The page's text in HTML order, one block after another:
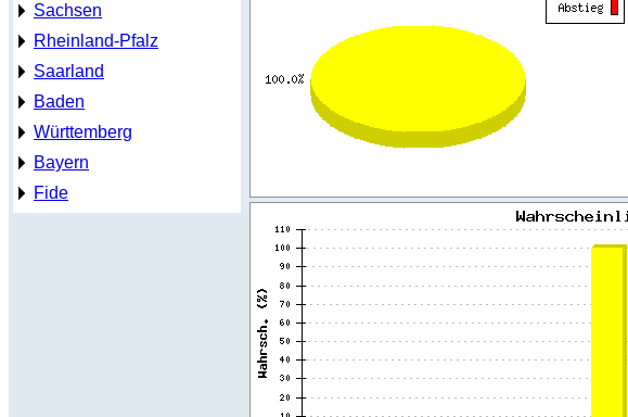
Sachsen
Rheinland-Pfalz
Saarland
Baden
Württemberg
Bayern
Fide